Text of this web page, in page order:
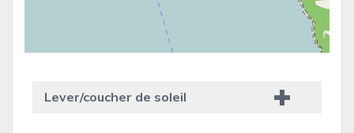
Lever/coucher de soleil